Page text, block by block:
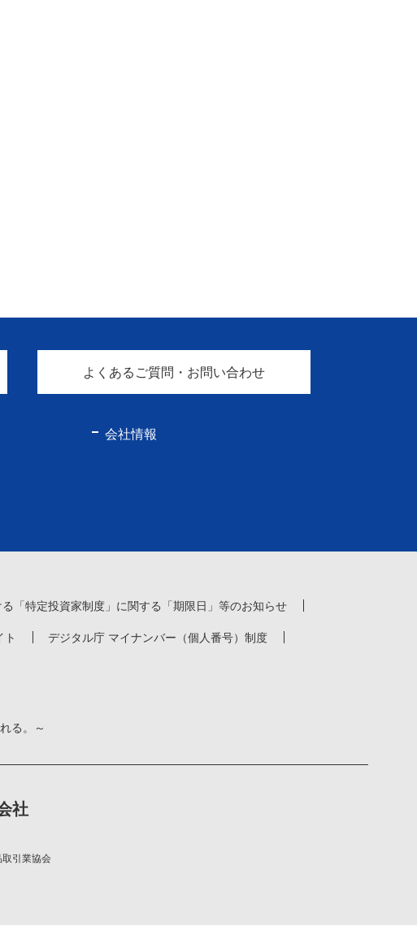
よくあるご質問・お問い合わせ
会社情報
る「特定投資家制度」に関する「期限日」等のお知らせ
デジタル庁 マイナンバー（個人番号）制度
る。～
社
引業協会